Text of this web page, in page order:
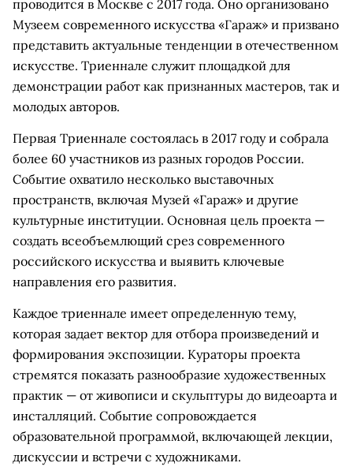
проводится в Москве с 2017 года. Оно организовано
Музеем современного искусства «Гараж» и призвано
представить актуальные тенденции в отечественном
искусстве. Триеннале служит площадкой для
демонстрации работ как признанных мастеров, так и
молодых авторов.
Первая Триеннале состоялась в 2017 году и собрала
более 60 участников из разных городов России.
Событие охватило несколько выставочных
пространств, включая Музей «Гараж» и другие
культурные институции. Основная цель проекта —
создать всеобъемлющий срез современного
российского искусства и выявить ключевые
направления его развития.
Каждое триеннале имеет определенную тему,
которая задает вектор для отбора произведений и
формирования экспозиции. Кураторы проекта
стремятся показать разнообразие художественных
практик — от живописи и скульптуры до видеоарта и
инсталляций. Событие сопровождается
образовательной программой, включающей лекции,
дискуссии и встречи с художниками.